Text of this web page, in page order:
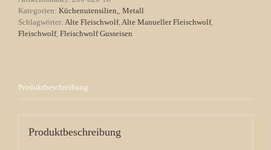
Kategorien: Küchenutensilien,
Metall
Schlagwörter: Alte Fleischwolf, Alte Manueller Fleischwolf,
Fleischwolf, Fleischwolf Gusseisen
Produktbeschreibung
Produktbeschreibung